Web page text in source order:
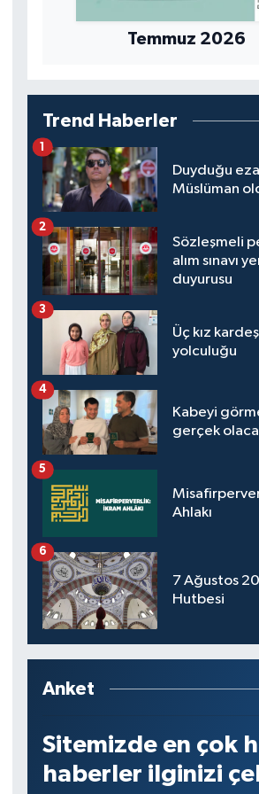
Temmuz 2026
Trend Haberler
Duyduğu
Müslüman
1
Sözleşmeli
alım sınavı
duyurusu
2
Üç kız
yolculuğu
3
Kabeyi
gerçek
4
Ahlakı
5
7 Ağustos
Hutbesi
6
Anket
Sitemizde en çok
haberler ilginizi